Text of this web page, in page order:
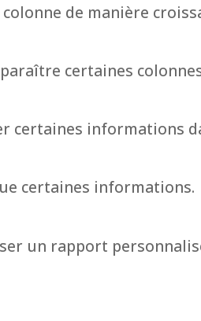
de manière
certaines
certaines informations
certaines informations.
un rapport